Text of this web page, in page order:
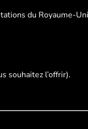
du Royaume-
souhaitez l’offrir).